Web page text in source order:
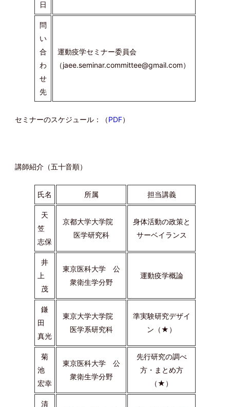
日
問
い
合
わ
せ
先
運動疫学セミナー委員会
（jaee.seminar.committee@gmail.com）
セミナーのスケジュール：（PDF）
講師紹介（五十音順）
氏名 所属 担当講義
天
笠
志保
京都大学大学院
医学研究科
身体活動の政策と
サーベイランス
井
上
茂
東京医科大学 公
衆衛生学分野
運動疫学概論
鎌
田
真光
東京大学大学院
医学系研究科
準実験研究デザイ
ン（★）
菊
池
宏幸
東京医科大学 公
衆衛生学分野
先行研究の調べ
方・まとめ方
（★）
清